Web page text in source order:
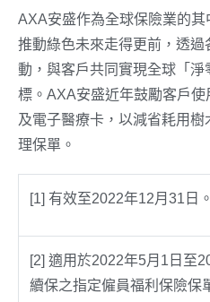
AXA安盛作為全球保險業的
推動綠色未來走得更前，透
動，與客戶共同實現全球「淨
標。AXA安盛近年鼓勵客戶
及電子醫療卡，以減省耗用
理保單。
[1] 有效至2022年12月31日。
[2] 適用於2022年5月1日至
續保之指定僱員福利保險保